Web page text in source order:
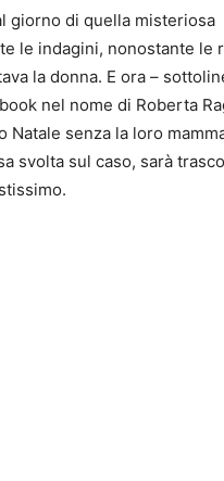
giorno di quella misteriosa
le indagini, nonostante le
la donna. E ora –
nel nome di Roberta
Natale senza la loro
svolta sul caso, sarà